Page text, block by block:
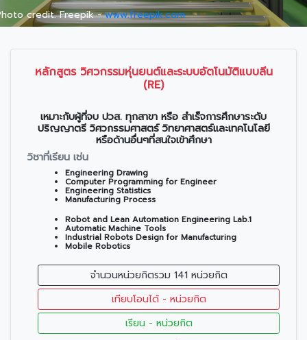
credit. Freepik -www.freepik.com
หลักสูตร วิศวกรรมหุ่นยนต์และระบบอัตโนมัติแบบลีน
(RE)
เหมาะกับผู้ที่จบ ปวส. ทุกสาขา หรือ สำเร็จการศึกษาระดับ
ปริญญาตรี วิศวกรรมศาสตร์ วิทยาศาสตร์และเทคโนโลยี
หรือด้านอื่นๆที่สนใจเข้าศึกษา
วิชาที่เรียน เช่น
Engineering Drawing
Computer Programming for Engineer
Engineering Statistics
Manufacturing Process
Robot and Lean Automation Engineering Lab.1
Automatic Machine Tools
Industrial Robots Design for Manufacturing
Mobile Robotics
จำนวนหน่วยกิตรวม 141 หน่วยกิต
เทียบโอนได้ - หน่วยกิต
เรียน - หน่วยกิต